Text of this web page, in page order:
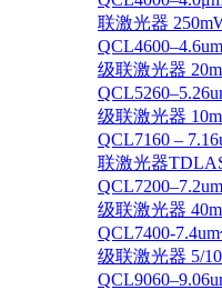
联激光器
级联激光器
级联激光器
QCL7160 –
联激光器
级联激光器
QCL7400-
级联激光器 5/